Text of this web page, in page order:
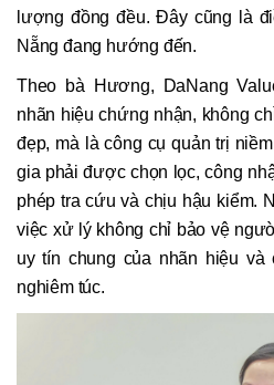
lượng đồng đều. Đây cũng là
Nẵng đang hướng đến.
Theo bà Hương, DaNang
nhãn hiệu chứng nhận, không
đẹp, mà là công cụ quản trị
gia phải được chọn lọc, công
phép tra cứu và chịu hậu kiểm.
việc xử lý không chỉ bảo vệ
uy tín chung của nhãn hiệu và
nghiêm túc.